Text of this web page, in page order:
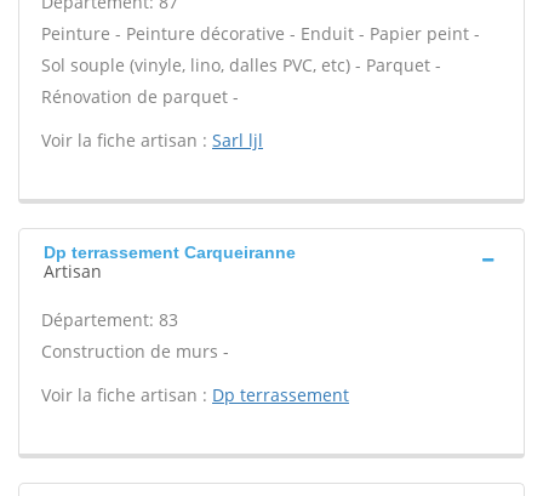
Peinture - Peinture décorative - Enduit - Papier peint -
Sol souple (vinyle, lino, dalles PVC, etc) - Parquet -
Rénovation de parquet -
Voir la fiche artisan : Sarl ljl
Dp terrassement Carqueiranne
Artisan
Département: 83
Construction de murs -
Voir la fiche artisan : Dp terrassement